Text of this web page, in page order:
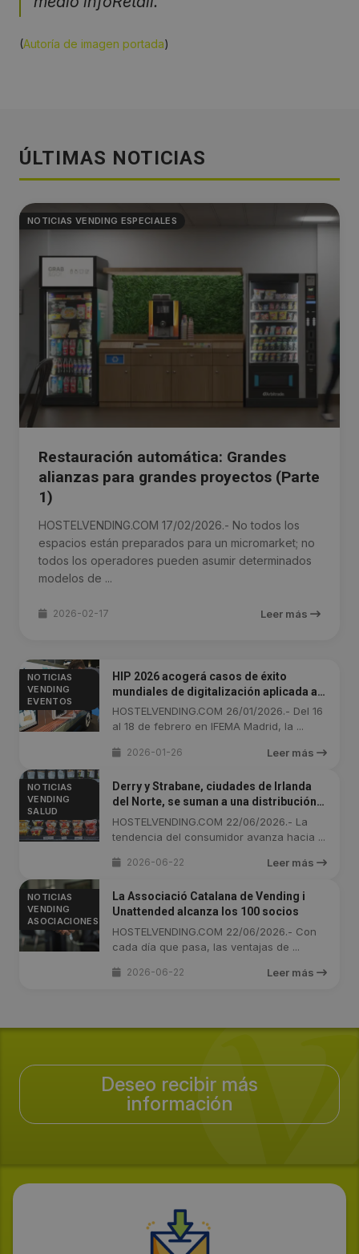
(Autoría de imagen portada)
ÚLTIMAS NOTICIAS
NOTICIAS VENDING ESPECIALES
Restauración automática: Grandes
alianzas para grandes proyectos (Parte
1)
HOSTELVENDING.COM 17/02/2026.- No todos los
espacios están preparados para un micromarket; no
todos los operadores pueden asumir determinados
modelos de ...
2026-02-17 Leer más
NOTICIAS
VENDING
EVENTOS
HIP 2026 acogerá casos de éxito
mundiales de digitalización aplicada al
horeca
HOSTELVENDING.COM 26/01/2026.- Del 16
al 18 de febrero en IFEMA Madrid, la ...
2026-01-26 Leer más
NOTICIAS
VENDING
SALUD
Derry y Strabane, ciudades de Irlanda
del Norte, se suman a una distribución
automática más sana
HOSTELVENDING.COM 22/06/2026.- La
tendencia del consumidor avanza hacia ...
2026-06-22 Leer más
NOTICIAS
VENDING
ASOCIACIONES
La Associació Catalana de Vending i
Unattended alcanza los 100 socios
HOSTELVENDING.COM 22/06/2026.- Con
cada día que pasa, las ventajas de ...
2026-06-22 Leer más
Deseo recibir más
información